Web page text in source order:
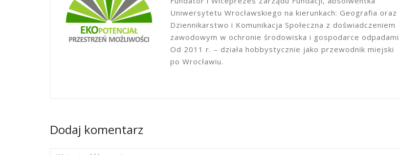
Uniwersytetu Wrocławskiego na kierunkach: Geografia oraz
Dziennikarstwo i Komunikacja Społeczna z doświadczeniem
zawodowym w ochronie środowiska i gospodarce
Od 2011 r. – działa hobbystycznie jako przewodnik miejski
po Wrocławiu.
Dodaj komentarz